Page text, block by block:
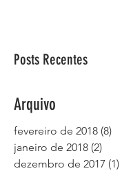
Posts Recentes
Arquivo
fevereiro de 2018 (8)
janeiro de 2018 (2)
dezembro de 2017 (1)